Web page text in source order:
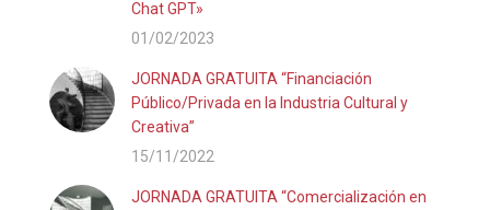
Chat GPT»
01/02/2023
JORNADA GRATUITA “Financiación
Público/Privada en la Industria Cultural y
Creativa”
15/11/2022
JORNADA GRATUITA “Comercialización en